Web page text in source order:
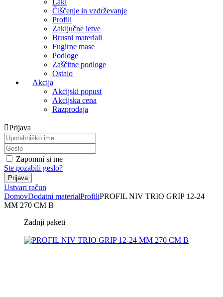
Laki
Čiščenje in vzdrževanje
Profili
Zaključne letve
Brusni materiali
Fugirne mase
Podloge
Zaščitne podloge
Ostalo
Akcija
Akcijski popust
Akcijska cena
Razprodaja
Prijava
Zapomni si me
Ste pozabili geslo?
Ustvari račun
DomovDodatni materialProfiliPROFIL NIV TRIO GRIP 12-24
MM 270 CM B
Zadnji paketi